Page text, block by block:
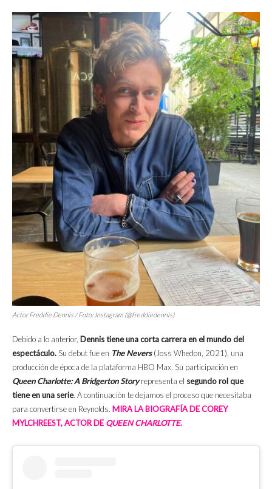
Actor Freddie Dennis / Foto: Instagram (@freddiedennis)
Debido a lo anterior, Dennis tiene una corta carrera en el mundo del
espectáculo. Su debut fue en The Nevers(Joss Whedon, 2021), una
producción de época de la plataforma HBO Max. Su participación en
Queen Charlotte: A Bridgerton Storyrepresenta el segundo rol que
tiene en una serie. A continuación te dejamos el proceso que necesitaba
para convertirse en Reynolds. MIRA LA BIOGRAFÍA DE COREY
MYLCHREEST, ACTOR DE QUEEN CHARLOTTE.